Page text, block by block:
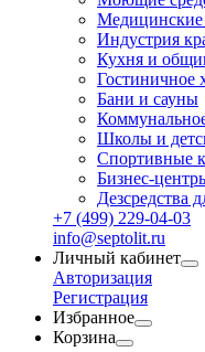
Медицинские
Индустрия
Кухня и
Гостиничное
Бани и сауны
Школы и
Спортивные
Бизнес-
Дезсредства
+7 (499) 229-04-03
info@septolit.ru
Личный кабинет
Авторизация
Регистрация
Избранное
Корзина